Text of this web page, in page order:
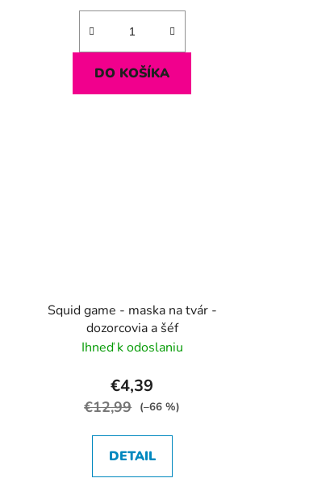
DO KOŠÍKA
Squid game - maska na tvár -
dozorcovia a šéf
Ihneď k odoslaniu
€4,39
€12,99 (–66 %)
DETAIL